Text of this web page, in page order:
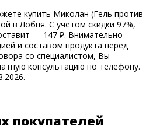
купить Миколан (Гель против
в Лобня. С учетом скидки 97%,
— 147 ₽. Внимательно
и составом продукта перед
со специалистом, Вы
консультацию по телефону.
покупателей